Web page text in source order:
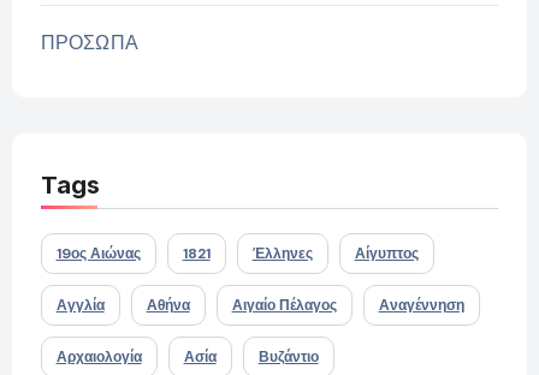
ΠΡΟΣΩΠΑ
Tags
19ος Αιώνας 1821 Έλληνες Αίγυπτος
Αγγλία Αθήνα Αιγαίο Πέλαγος Αναγέννηση
Αρχαιολογία Ασία Βυζάντιο